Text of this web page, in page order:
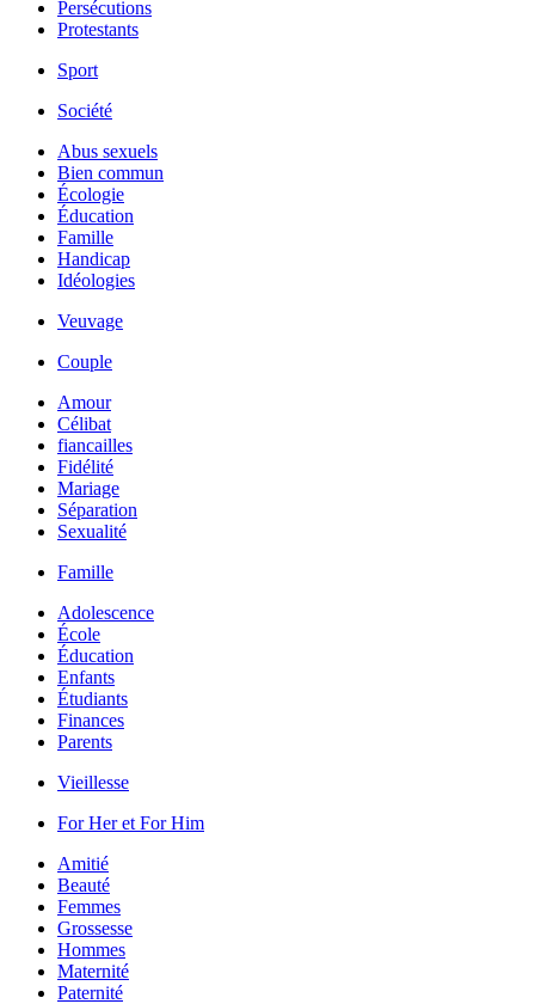
Persécutions
Protestants
Sport
Société
Abus sexuels
Bien commun
Écologie
Éducation
Famille
Handicap
Idéologies
Veuvage
Couple
Amour
Célibat
fiancailles
Fidélité
Mariage
Séparation
Sexualité
Famille
Adolescence
École
Éducation
Enfants
Étudiants
Finances
Parents
Vieillesse
For Her et For Him
Amitié
Beauté
Femmes
Grossesse
Hommes
Maternité
Paternité